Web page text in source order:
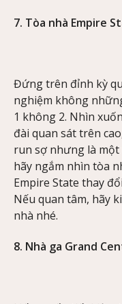
7. Tòa nhà Empire
Đứng trên đỉnh kỳ
nghiệm không
1 không 2. Nhìn
đài quan sát trên
run sợ nhưng là
hãy ngắm nhìn tòa
Empire State thay
Nếu quan tâm, hãy
nhà nhé.
8. Nhà ga Grand